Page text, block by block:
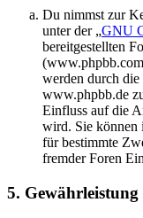
Du nimmst zur
unter der „GNU
bereitgestellten
werden durch
www.phpbb.de
Einfluss auf die
wird. Sie können
für bestimmte
fremder Foren
5. Gewährleistung